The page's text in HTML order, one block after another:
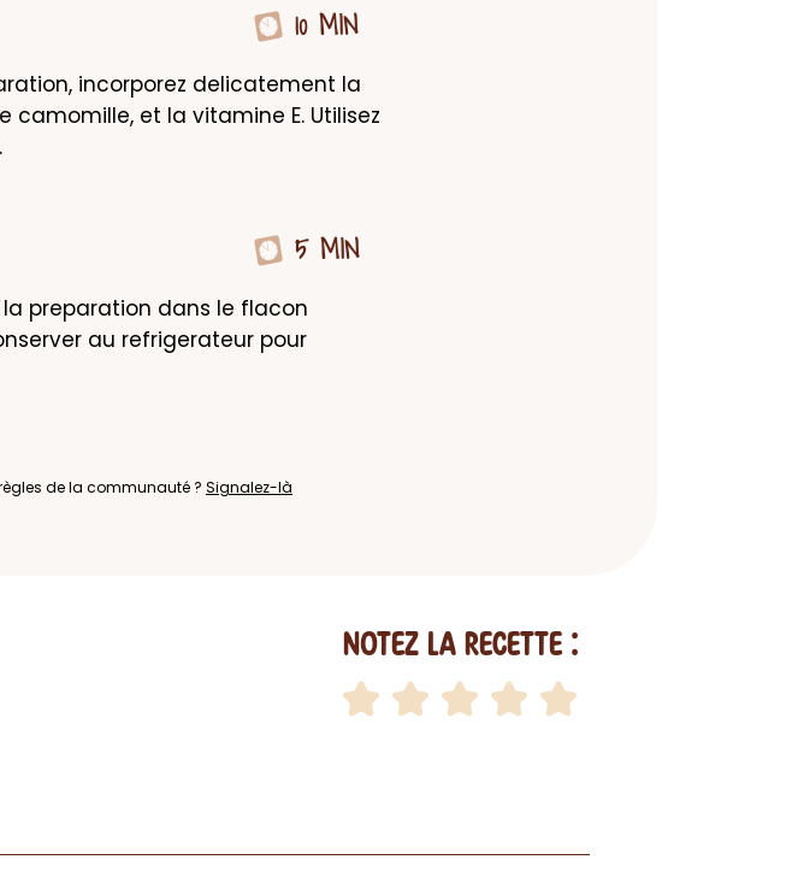
10 MIN
incorporez delicatement la
camomille, et la vitamine E. Utilisez
5 MIN
preparation dans le flacon
au refrigerateur pour
de la communauté ? Signalez-là
Notez la recette :